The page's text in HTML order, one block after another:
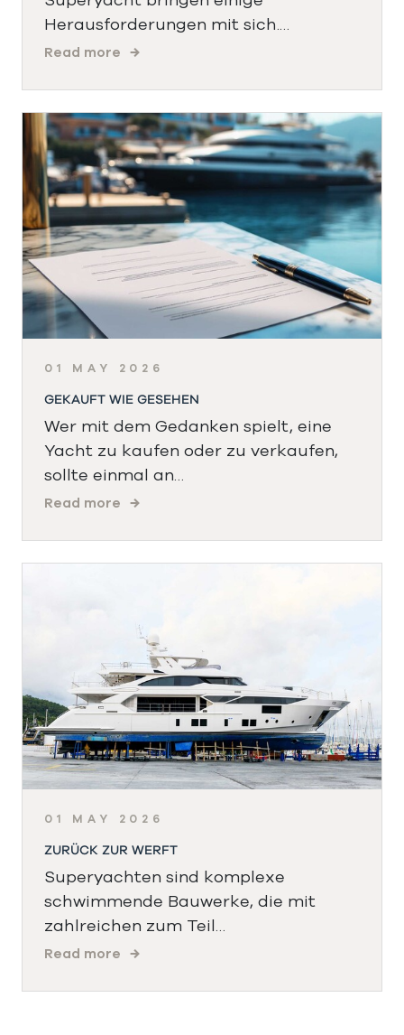
Herausforderungen mit sich.…
Read more
01 MAY 2026
GEKAUFT WIE GESEHEN
Wer mit dem Gedanken spielt, eine
Yacht zu kaufen oder zu verkaufen,
sollte einmal an…
Read more
01 MAY 2026
ZURÜCK ZUR WERFT
Superyachten sind komplexe
schwimmende Bauwerke, die mit
zahlreichen zum Teil…
Read more